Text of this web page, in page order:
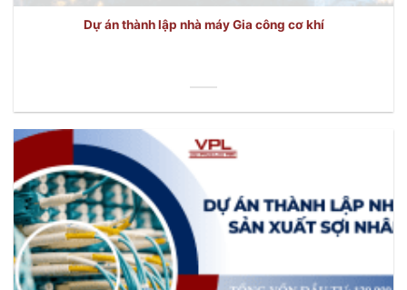
Dự án thành lập nhà máy Gia công cơ khí